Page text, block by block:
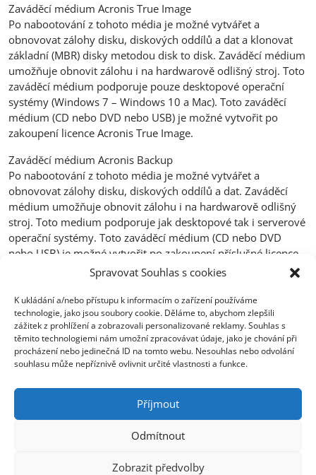
Spravovat Souhlas s cookies
K ukládání a/nebo přístupu k informacím o zařízení používáme
technologie, jako jsou soubory cookie. Děláme to, abychom zlepšili
zážitek z prohlížení a zobrazovali personalizované reklamy. Souhlas s
těmito technologiemi nám umožní zpracovávat údaje, jako je chování při
procházení nebo jedinečná ID na tomto webu. Nesouhlas nebo odvolání
souhlasu může nepříznivě ovlivnit určité vlastnosti a funkce.
Příjmout
Odmítnout
Zobrazit předvolby
Zaváděcí médium Acronis True Image
Po nabootování z tohoto média je možné vytvářet a
obnovovat zálohy disku, diskových oddílů a dat a klonovat
základní (MBR) disky metodou disk to disk. Zaváděcí médium
umožňuje obnovit zálohu i na hardwarově odlišný stroj. Toto
zaváděcí médium podporuje pouze desktopové operační
systémy (Windows 7 – Windows 10 a Mac). Toto zaváděcí
médium (CD nebo DVD nebo USB) je možné vytvořit po
zakoupení licence Acronis True Image.
Zaváděcí médium Acronis Backup
Po nabootování z tohoto média je možné vytvářet a
obnovovat zálohy disku, diskových oddílů a dat. Zaváděcí
médium umožňuje obnovit zálohu i na hardwarově odlišný
stroj. Toto medium podporuje jak desktopové tak i serverové
operační systémy. Toto zaváděcí médium (CD nebo DVD
nebo USB) je možné vytvořit po zakoupení příslušné licence
Opavská 6230/29a,708 00 Ostrava-Poruba
Česká republika, +420 596 912 961,
info@zebra.cz
Pobočka Hradec Králové